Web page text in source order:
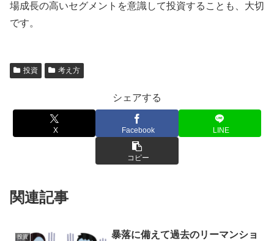
場成長の高いセグメントを意識して投資することも、大切
です。
投資 考え方
シェアする
X Facebook LINE
コピー
関連記事
投資
暴落に備えて過去のリーマンショ